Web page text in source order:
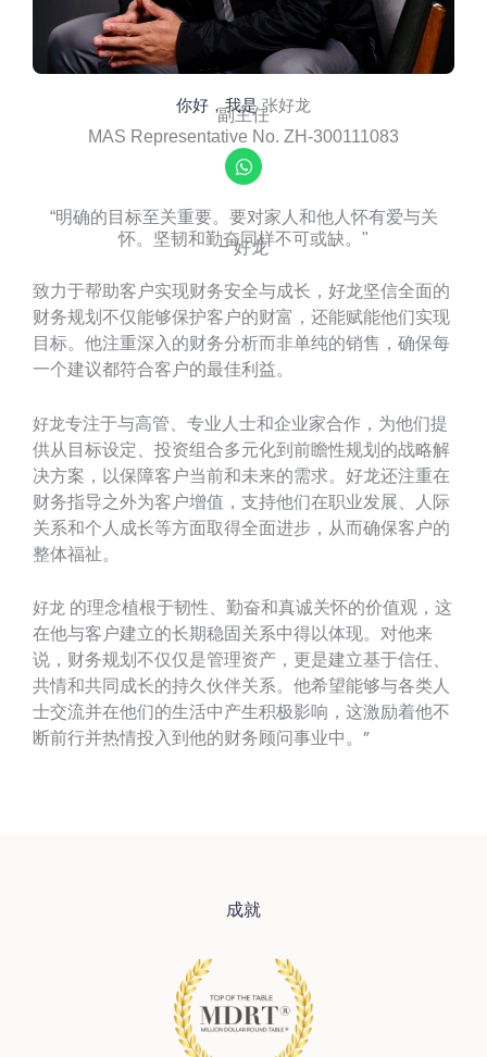
你好，我是张好龙
副主任
MAS Representative No. ZH-300111083
W
h
a
t
s
a
p
“明确的目标至关重要。要对家人和他人怀有爱与关
怀。坚韧和勤奋同样不可或缺。"​
–好龙
致力于帮助客户实现财务安全与成长，好龙坚信全面的
财务规划不仅能够保护客户的财富，还能赋能他们实现
目标。他注重深入的财务分析而非单纯的销售，确保每
一个建议都符合客户的最佳利益。
好龙专注于与高管、专业人士和企业家合作，为他们提
供从目标设定、投资组合多元化到前瞻性规划的战略解
决方案，以保障客户当前和未来的需求。好龙还注重在
财务指导之外为客户增值，支持他们在职业发展、人际
关系和个人成长等方面取得全面进步，从而确保客户的
整体福祉。
好龙 的理念植根于韧性、勤奋和真诚关怀的价值观，这
在他与客户建立的长期稳固关系中得以体现。对他来
说，财务规划不仅仅是管理资产，更是建立基于信任、
共情和共同成长的持久伙伴关系。他希望能够与各类人
士交流并在他们的生活中产生积极影响，这激励着他不
断前行并热情投入到他的财务顾问事业中。”
成就